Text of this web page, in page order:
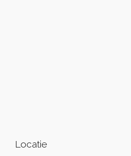
Locatie